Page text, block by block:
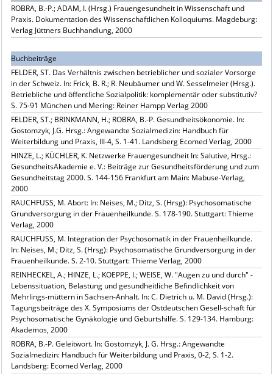
ROBRA, B.-P.; ADAM, I. (Hrsg.) Frauengesundheit in Wissenschaft und
Praxis. Dokumentation des Wissenschaftlichen Kolloquiums. Magdeburg:
Verlag Jüttners Buchhandlung, 2000
Buchbeiträge
FELDER, ST. Das Verhältnis zwischen betrieblicher und sozialer Vorsorge
in der Schweiz. In: Frick, B. R.; R. Neubäumer und W. Sesselmeier (Hrsg.).
Betriebliche und öffentliche Sozialpolitik: komplementär oder substitutiv?
S. 75-91 München und Mering: Reiner Hampp Verlag 2000
FELDER, ST.; BRINKMANN, H.; ROBRA, B.-P. Gesundheitsökonomie. In:
Gostomzyk, J.G. Hrsg.: Angewandte Sozialmedizin: Handbuch für
Weiterbildung und Praxis, III-4, S. 1-41. Landsberg Ecomed Verlag, 2000
HINZE, L.; KÜCHLER, K. Netzwerke Frauengesundheit In: Salutive, Hrsg.:
GesundheitsAkademie e. V.: Beiträge zur Gesundheitsförderung und zum
Gesundheitstag 2000. S. 144-156 Frankfurt am Main: Mabuse-Verlag,
2000
RAUCHFUSS, M. Abort: In: Neises, M.; Ditz, S. (Hrsg): Psychosomatische
Grundversorgung in der Frauenheilkunde. S. 178-190. Stuttgart: Thieme
Verlag, 2000
RAUCHFUSS, M. Integration der Psychosomatik in der Frauenheilkunde.
In: Neises, M.; Ditz, S. (Hrsg): Psychosomatische Grundversorgung in der
Frauenheilkunde. S. 2-10. Stuttgart: Thieme Verlag, 2000
REINHECKEL, A.; HINZE, L.; KOEPPE, I.; WEISE, W. "Augen zu und durch" -
Lebenssituation, Belastung und gesundheitliche Befindlichkeit von
Mehrlings-müttern in Sachsen-Anhalt. In: C. Dietrich u. M. David (Hrsg.):
Tagungsbeiträge des X. Symposiums der Ostdeutschen Gesell-schaft für
Psychosomatische Gynäkologie und Geburtshilfe. S. 129-134. Hamburg:
Akademos, 2000
ROBRA, B.-P. Geleitwort. In: Gostomzyk, J. G. Hrsg.: Angewandte
Sozialmedizin: Handbuch für Weiterbildung und Praxis, 0-2, S. 1-2.
Landsberg: Ecomed Verlag, 2000